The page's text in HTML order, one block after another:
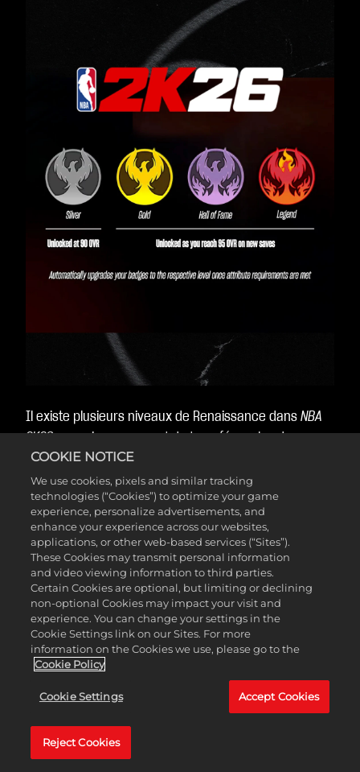
Il existe plusieurs niveaux de Renaissance dans NBA
2K26, ce qui vous permet de transférer plus de
progressions que jamais depuis vos sauvegardes
existantes.
Renaissance Argent est débloquée avec 90 de GNR et
vous permet de débloquer instantanément le potentiel
maximal de tout nouveau personnage Mon JOUEUR
jusqu’à la note générale la plus élevée que vous ayez
précédemment atteinte. Cela accélère de manière
permanente votre progression des Insignes de 10 % et
améliore automatiquement vos Insignes en Argent
une fois les conditions requises remplies.
Lorsque vous atteignez 95 de GNR parmi plusieurs
sauvegardes, vous débloquerez la Renaissance Or,
Hall of Fame et Légende. Ces nouveaux niveaux de
Renaissance améliorent automatiquement vos
COOKIE NOTICE
We use cookies, pixels and similar tracking
technologies (“Cookies”) to optimize your game
experience, personalize advertisements, and
enhance your experience across our websites,
applications, or other web-based services (“Sites”).
These Cookies may transmit personal information
and video viewing information to third parties.
Certain Cookies are optional, but limiting or declining
non-optional Cookies may impact your visit and
experience. You can change your settings in the
Cookie Settings link on our Sites. For more
information on the Cookies we use, please go to the
Cookie Policy
Cookie Settings Accept Cookies
Reject Cookies